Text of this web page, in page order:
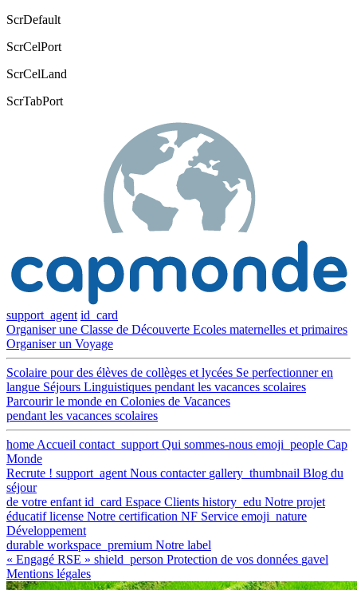
ScrDefault
ScrCelPort
ScrCelLand
ScrTabPort
support_agent id_card
Organiser une Classe de Découverte Ecoles maternelles et primaires
Organiser un Voyage
Scolaire pour des élèves de collèges et lycées Se perfectionner en
langue Séjours Linguistiques pendant les vacances scolaires
Parcourir le monde en Colonies de Vacances
pendant les vacances scolaires
homeAccueil contact_support Qui sommes-nous emoji_people Cap
Monde
Recrute ! support_agent Nous contacter gallery_thumbnail Blog du
séjour
de votre enfant id_card Espace Clients history_edu Notre projet
éducatif license Notre certification NF Service emoji_nature
Développement
durable workspace_premium Notre label
« Engagé RSE » shield_person Protection de vos données gavel
Mentions légales